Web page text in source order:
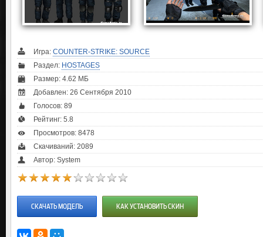
Игра: COUNTER-STRIKE: SOURCE
Раздел: HOSTAGES
Размер: 4.62 МБ
Добавлен: 26 Сентября 2010
Голосов: 89
Рейтинг: 5.8
Просмотров: 8478
Скачиваний: 2089
Автор: System
СКАЧАТЬ МОДЕЛЬ КАК УСТАНОВИТЬ СКИН